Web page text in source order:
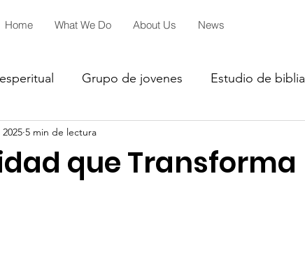
Home What We Do About Us News
Grupo de jovenes Estudio de biblia
2027
que Transforma
5 min de lectura